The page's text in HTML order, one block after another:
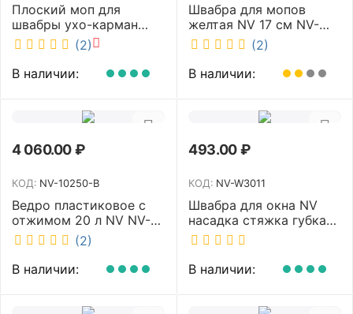
Плоский моп для
швабры ухо-карман
белый 40 см NV MF-M-
40/C
(2)
В наличии:
Швабра для мопов
желтая NV 17 см NV-
MOP107Y (2)
В наличии:
4 060.00₽
КОД: NV-10250-B
Ведро пластиковое с
отжимом 20 л NV NV-
10250-B
(2)
В наличии:
493.00₽
КОД: NV-W3011
Швабра для окна NV
насадка стяжка губка
30 см телескопическая
рукоятка 70-110 см NV-
W3011
В наличии: